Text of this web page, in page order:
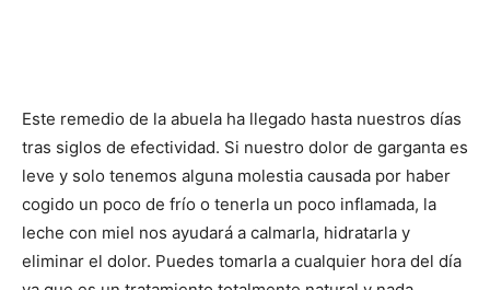
Este remedio de la abuela ha llegado hasta nuestros días
tras siglos de efectividad. Si nuestro dolor de garganta es
leve y solo tenemos alguna molestia causada por haber
cogido un poco de frío o tenerla un poco inflamada, la
leche con miel nos ayudará a calmarla, hidratarla y
eliminar el dolor. Puedes tomarla a cualquier hora del día